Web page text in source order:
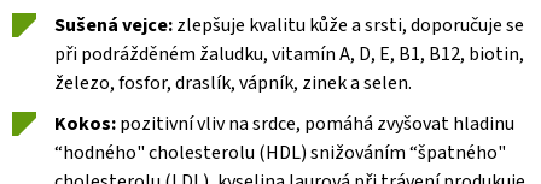
Sušená vejce:zlepšuje kvalitu kůže a srsti, doporučuje se
při podrážděném žaludku, vitamín A, D, E, B1, B12, biotin,
železo, fosfor, draslík, vápník, zinek a selen.
Kokos:pozitivní vliv na srdce, pomáhá zvyšovat hladinu
“hodného" cholesterolu (HDL) snižováním “špatného"